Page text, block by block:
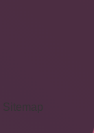
Sitemap